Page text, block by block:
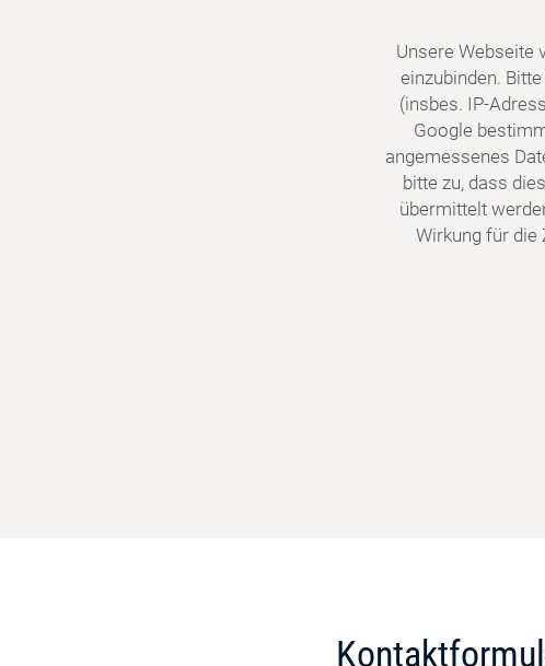
Unsere Webseite
einzubinden.
(insbes. IP-
Google
angemessenes
bitte zu, dass
übermittelt
Wirkung für die